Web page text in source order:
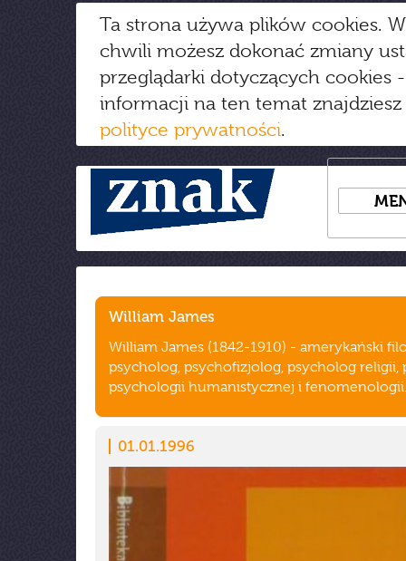
Ta strona używa plików cookies.
chwili możesz dokonać zmiany
przeglądarki dotyczących cookies
informacji na ten temat
polityce prywatności.
William James
William James (1842-1910) - amerykański
psycholog, psychofizjolog, psycholog religii,
psychologii humanistycznej i fenomenologii.
01.01.1996